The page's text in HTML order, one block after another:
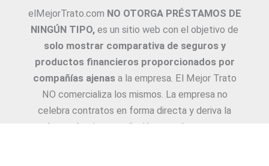
elMejorTrato.com NO OTORGA PRÉSTAMOS DE
NINGÚN TIPO, es un sitio web con el objetivo de
solo mostrar comparativa de seguros y
productos financieros proporcionados por
compañías ajenasa la empresa. El Mejor Trato
NO comercializa los mismos. La empresa no
celebra contratos en forma directa y deriva la
Asesoría e intermediación a productores y